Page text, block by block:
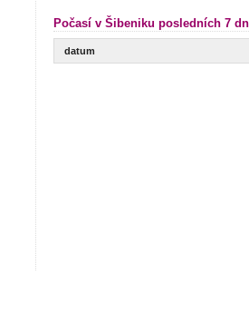
Počasí v Šibeniku posledních 7
datum